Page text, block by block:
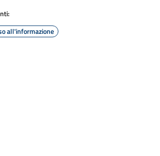
all'informazione